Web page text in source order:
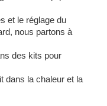
et le réglage du
nous partons à
des kits pour
dans la chaleur et la